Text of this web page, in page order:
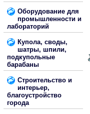
Оборудование для
промышленности и
лабораторий
Купола, своды,
шатры, шпили,
подкупольные
барабаны
Строительство и
интерьер,
благоустройство
города